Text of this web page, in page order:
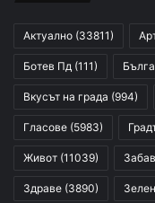
Актуално (33811)
Ботев Пд (111)
Вкусът на града (994)
Гласове (5983)
Живот (11039)
Здраве (3890)